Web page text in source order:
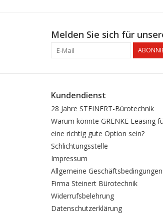
Melden Sie sich für
Kundendienst
28 Jahre STEINERT-Bürotechnik
Warum könnte GRENKE Leasing
eine richtig gute Option sein?
Schlichtungsstelle
Impressum
Allgemeine
Firma Steinert Bürotechnik
Widerrufsbelehrung
Datenschutzerklärung